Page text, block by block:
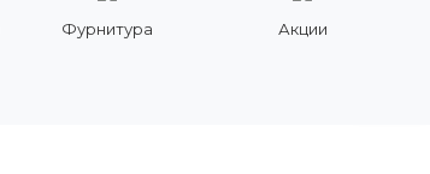
Фурнитура
Акции